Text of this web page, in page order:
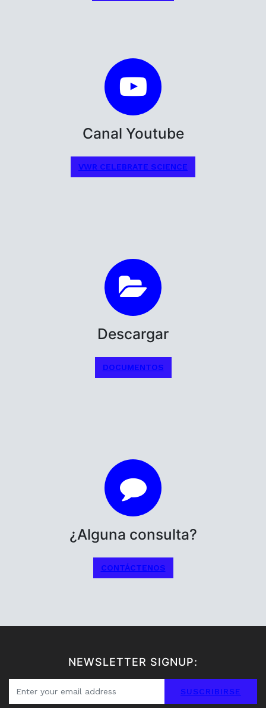
Canal Youtube
VWR CELEBRATE SCIENCE
Descargar
DOCUMENTOS
¿Alguna consulta?
CONTÁCTENOS
NEWSLETTER SIGNUP:
SUSCRIBIRSE